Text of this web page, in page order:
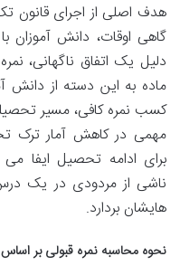
هدف اصلی از اجرای قانون
گاهی اوقات، دانش آموزان
دلیل یک اتفاق ناگهانی،
ماده به این دسته از دانش
کسب نمره کافی، مسیر
مهمی در کاهش آمار ترک
برای ادامه تحصیل ایفا
ناشی از مردودی در یک
هایشان بردارد.
نحوه محاسبه نمره قبولی بر اساس